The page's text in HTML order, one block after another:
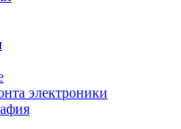
электроники